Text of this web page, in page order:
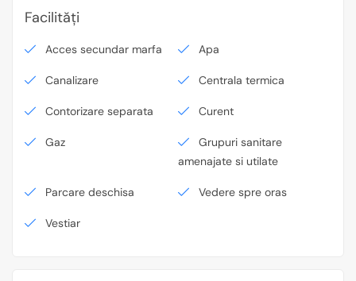
Facilități
Acces secundar marfa Apa
Canalizare Centrala termica
Contorizare separata Curent
Gaz
Grupuri sanitare
amenajate si utilate
Parcare deschisa Vedere spre oras
Vestiar